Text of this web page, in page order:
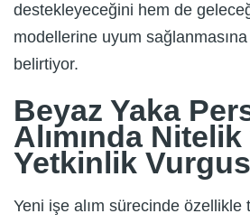
destekleyeceğini hem de
modellerine uyum sağlanmasına
belirtiyor.
Beyaz Yaka
Alımında Nitelik
Yetkinlik
Yeni işe alım sürecinde özellikle